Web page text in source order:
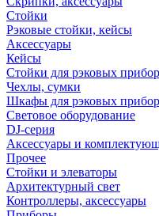
Стойки
Рэковые стойки, кейсы
Аксессуары
Кейсы
Стойки для рэковых
Чехлы, сумки
Шкафы для рэковых
Световое оборудование
DJ-серия
Аксессуары и
Прочее
Стойки и элеваторы
Архитектурный свет
Контроллеры, аксессуары